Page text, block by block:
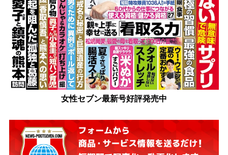
女性セブン最新号好評発売中